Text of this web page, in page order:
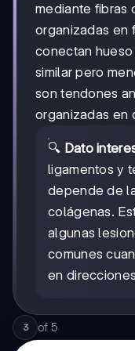
mediante fibras
organizadas en
conectan
similar pero
son tendones
organizadas en
🔍 Dato
ligamentos y
depende de
colágenas.
algunas
comunes
en
3 of 5